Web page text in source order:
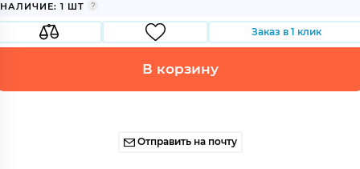
НАЛИЧИЕ: 1 ШТ
Заказ в 1 клик
В корзину
Отправить на почту